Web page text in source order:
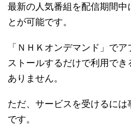
最新の人気番組を配信期間中
とが可能です。
「ＮＨＫオンデマンド」で
ストールするだけで利用で
ありません。
ただ、サービスを受けるに
です。